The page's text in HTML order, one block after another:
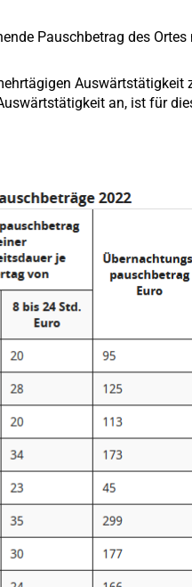
Pauschbetrag des
Auswärtstätigkeit
an, ist für